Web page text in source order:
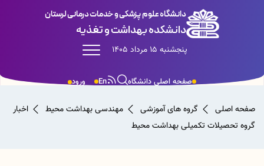
دانشگاه علوم پزشکی و خدمات درمانی لرستان
دانشکده بهداشت و تغذیه
پنجشنبه 15 مرداد 1405
ورود En صفحه اصلی دانشگاه
صفحه اصلی گروه های آموزشی مهندسی بهداشت محیط
اخبار
گروه تحصیلات تکمیلی بهداشت محیط